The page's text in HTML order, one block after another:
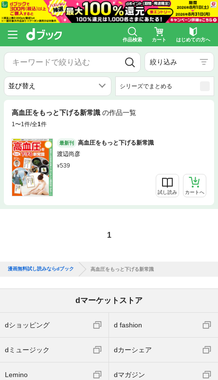
作品検索 カート はじめての方へ
絞り込み
シリーズでまとめる
高血圧をもっと下げる新常識 の作品一覧
1〜1件/全1件
最新刊
高血圧をもっと下げる新常識
渡辺尚彦
539
試し読み カートへ
1
漫画無料試し読みならdブック 高血圧をもっと下げる新常識
dマーケットストア
dショッピング d fashion
dミュージック dカーシェア
Lemino dマガジン